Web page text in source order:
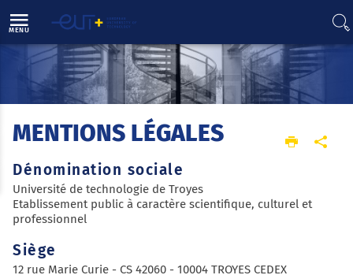
MENU
Home Legal mentions
MENTIONS LÉGALES
Dénomination sociale
Université de technologie de Troyes
Etablissement public à caractère scientifique, culturel et
professionnel
Siège
12 rue Marie Curie - CS 42060 - 10004 TROYES CEDEX